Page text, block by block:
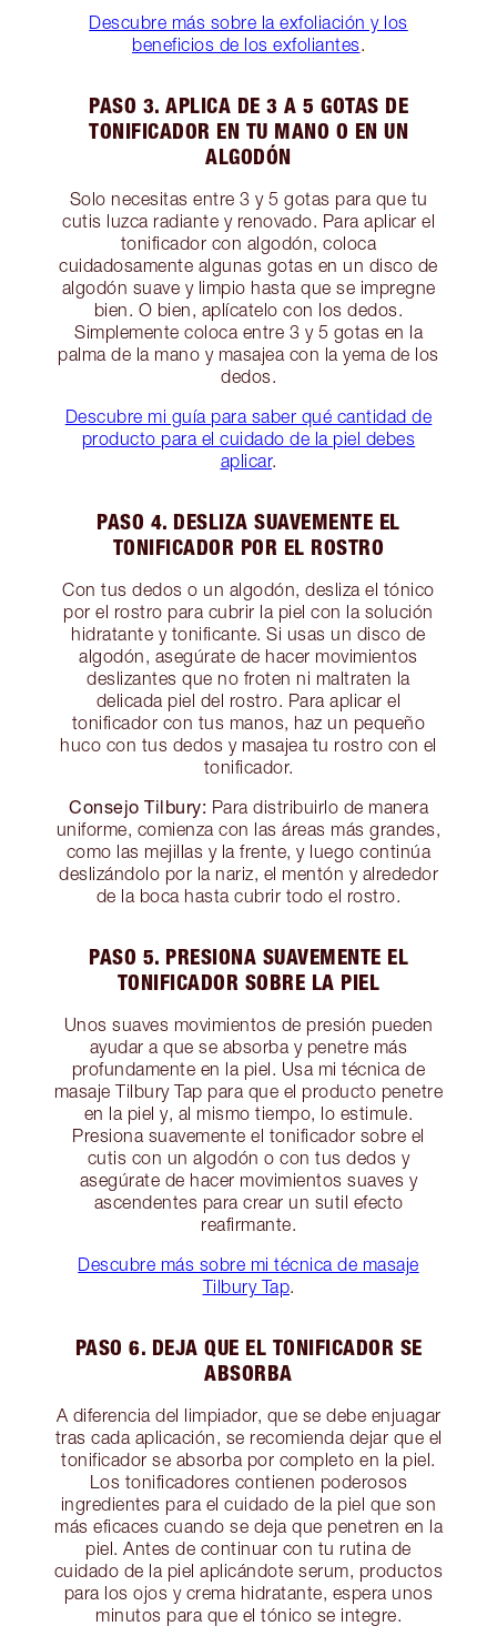
Descubre más sobre la exfoliación y los
beneficios de los exfoliantes.
PASO 3. APLICA DE 3 A 5 GOTAS DE
TONIFICADOR EN TU MANO O EN UN
ALGODÓN
Solo necesitas entre 3 y 5 gotas para que tu
cutis luzca radiante y renovado. Para aplicar el
tonificador con algodón, coloca
cuidadosamente algunas gotas en un disco de
algodón suave y limpio hasta que se impregne
bien. O bien, aplícatelo con los dedos.
Simplemente coloca entre 3 y 5 gotas en la
palma de la mano y masajea con la yema de los
dedos.
Descubre mi guía para saber qué cantidad de
producto para el cuidado de la piel debes
aplicar.
PASO 4. DESLIZA SUAVEMENTE EL
TONIFICADOR POR EL ROSTRO
Con tus dedos o un algodón, desliza el tónico
por el rostro para cubrir la piel con la solución
hidratante y tonificante. Si usas un disco de
algodón, asegúrate de hacer movimientos
deslizantes que no froten ni maltraten la
delicada piel del rostro. Para aplicar el
tonificador con tus manos, haz un pequeño
huco con tus dedos y masajea tu rostro con el
tonificador.
Consejo Tilbury: Para distribuirlo de manera
uniforme, comienza con las áreas más grandes,
como las mejillas y la frente, y luego continúa
deslizándolo por la nariz, el mentón y alrededor
de la boca hasta cubrir todo el rostro.
PASO 5. PRESIONA SUAVEMENTE EL
TONIFICADOR SOBRE LA PIEL
Unos suaves movimientos de presión pueden
ayudar a que se absorba y penetre más
profundamente en la piel. Usa mi técnica de
masaje Tilbury Tap para que el producto penetre
en la piel y, al mismo tiempo, lo estimule.
Presiona suavemente el tonificador sobre el
cutis con un algodón o con tus dedos y
asegúrate de hacer movimientos suaves y
ascendentes para crear un sutil efecto
reafirmante.
Descubre más sobre mi técnica de masaje
Tilbury Tap.
PASO 6. DEJA QUE EL TONIFICADOR SE
ABSORBA
A diferencia del limpiador, que se debe enjuagar
tras cada aplicación, se recomienda dejar que el
tonificador se absorba por completo en la piel.
Los tonificadores contienen poderosos
ingredientes para el cuidado de la piel que son
más eficaces cuando se deja que penetren en la
piel. Antes de continuar con tu rutina de
cuidado de la piel aplicándote serum, productos
para los ojos y crema hidratante, espera unos
minutos para que el tónico se integre.